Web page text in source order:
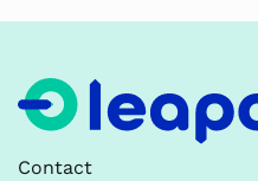
Contact